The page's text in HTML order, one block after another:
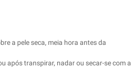
a pele seca, meia hora antes da
após transpirar, nadar ou secar-se com a